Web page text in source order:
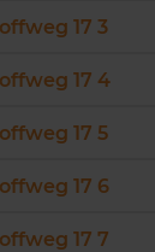
17 3
17 4
17 5
17 6
17 7